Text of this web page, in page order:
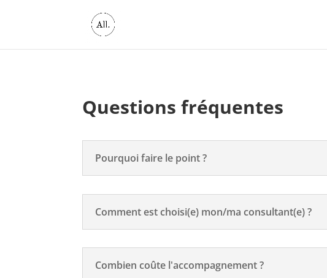
Questions fréquentes
Pourquoi faire le point ?
Comment est choisi(e) mon/ma consultant(e) ?
Combien coûte l'accompagnement ?